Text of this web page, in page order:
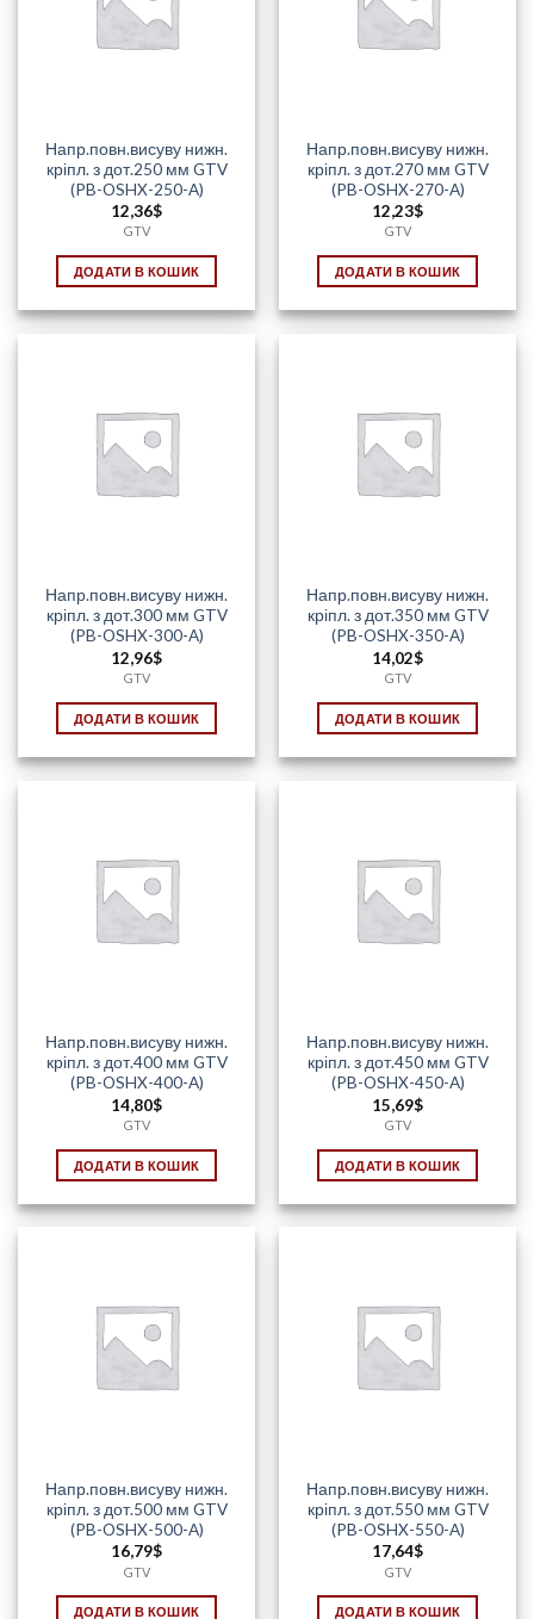
Напр.повн.висуву нижн.
кріпл. з дот.250 мм GTV
(PB-OSHX-250-A)
12,36$
GTV
ДОДАТИ В КОШИК
Напр.повн.висуву нижн.
кріпл. з дот.270 мм GTV
(PB-OSHX-270-A)
12,23$
GTV
ДОДАТИ В КОШИК
Напр.повн.висуву нижн.
кріпл. з дот.300 мм GTV
(PB-OSHX-300-A)
12,96$
GTV
ДОДАТИ В КОШИК
Напр.повн.висуву нижн.
кріпл. з дот.350 мм GTV
(PB-OSHX-350-A)
14,02$
GTV
ДОДАТИ В КОШИК
Напр.повн.висуву нижн.
кріпл. з дот.400 мм GTV
(PB-OSHX-400-A)
14,80$
GTV
ДОДАТИ В КОШИК
Напр.повн.висуву нижн.
кріпл. з дот.450 мм GTV
(PB-OSHX-450-A)
15,69$
GTV
ДОДАТИ В КОШИК
Напр.повн.висуву нижн.
кріпл. з дот.500 мм GTV
(PB-OSHX-500-A)
16,79$
GTV
ДОДАТИ В КОШИК
Напр.повн.висуву нижн.
кріпл. з дот.550 мм GTV
(PB-OSHX-550-A)
17,64$
GTV
ДОДАТИ В КОШИК